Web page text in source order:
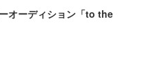
オーディション「to the